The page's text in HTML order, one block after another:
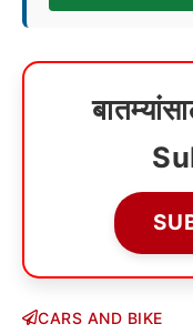
CARS AND BIKE